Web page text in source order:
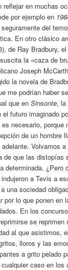
reflejar en muchas
por ejemplo en
del
En otro clásico
de Ray Bradbury,
la «caza de
Joseph
la novela de
me podrían haber
que enSinsonte, la
futuro imaginado
necesario, porque
de un hombre
Volvamos
de que las distopías
determinada. ¿Pero
a Tevis a
una sociedad
por lo que ponen en
En los
se reprimen
al que asistimos,
lloros y las
a grito pelado
caso en los